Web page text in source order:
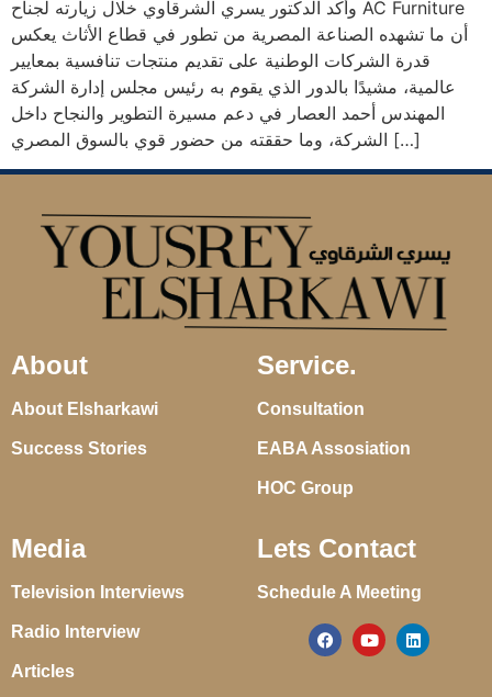
وأكد الدكتور يسري الشرقاوي خلال زيارته لجناح AC Furniture
أن ما تشهده الصناعة المصرية من تطور في قطاع الأثاث يعكس
قدرة الشركات الوطنية على تقديم منتجات تنافسية بمعايير
عالمية، مشيدًا بالدور الذي يقوم به رئيس مجلس إدارة الشركة
المهندس أحمد العصار في دعم مسيرة التطوير والنجاح داخل
الشركة، وما حققته من حضور قوي بالسوق المصري […]
About
About Elsharkawi
Success Stories
Service.
Consultation
EABA Assosiation
HOC Group
Media
Television Interviews
Radio Interview
Articles
Lets Contact
Schedule A Meeting